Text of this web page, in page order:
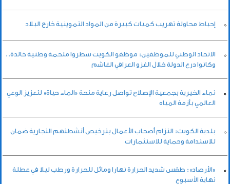
إحباط محاولة تهريب كميات كبيرة من المواد التموينية خارج البلاد
الاتحاد الوطني للموظفين: موظفو الكويت سطروا ملحمة وطنية خالدة..
وكانوا درع الدولة خلال الغزو العراقي الغاشم
نماء الخيرية بجمعية الإصلاح تواصل رعاية منحة «الماء حياة» لتعزيز الوعي
العالمي بأزمة المياه
بلدية الكويت: التزام أصحاب الأعمال بترخيص أنشطتهم التجارية ضمان
للاستدامة وحماية للاستثمارات
«الأرصاد»: طقس شديد الحرارة نهارا ومائل للحرارة ورطب ليلا في عطلة
نهاية الأسبوع